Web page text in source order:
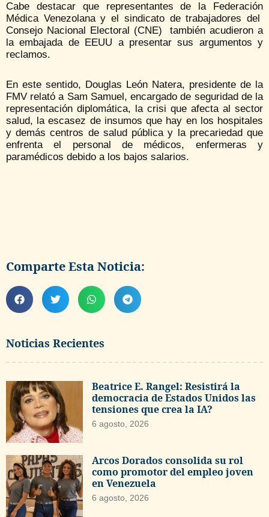
Noticias Recientes
Beatrice E. Rangel: Resistirá la
democracia de Estados Unidos las
tensiones que crea la IA?
6 agosto, 2026
Arcos Dorados consolida su rol
como promotor del empleo joven
en Venezuela
6 agosto, 2026
Cabe destacar que representantes de la Federación
Médica Venezolana y el sindicato de trabajadores del
Consejo Nacional Electoral (CNE) también acudieron a
la embajada de EEUU a presentar sus argumentos y
reclamos.
En este sentido, Douglas León Natera, presidente de la
FMV relató a Sam Samuel, encargado de seguridad de la
representación diplomática, la crisi que afecta al sector
salud, la escasez de insumos que hay en los hospitales
y demás centros de salud pública y la precariedad que
enfrenta el personal de médicos, enfermeras y
paramédicos debido a los bajos salarios.
Comparte Esta Noticia: